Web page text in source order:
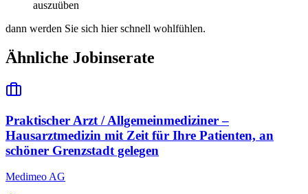
auszuüben
dann werden Sie sich hier schnell wohlfühlen.
Ähnliche Jobinserate
Praktischer Arzt / Allgemeinmediziner –
Hausarztmedizin mit Zeit für Ihre Patienten, an
schöner Grenzstadt gelegen
Medimeo AG